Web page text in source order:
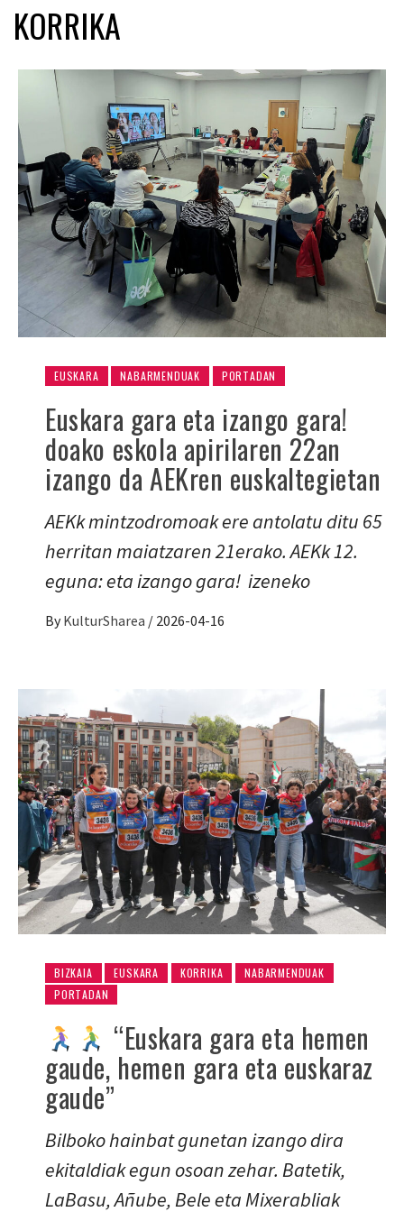
KORRIKA
EUSKARA NABARMENDUAK PORTADAN
Euskara gara eta izango gara!
doako eskola apirilaren 22an
izango da AEKren euskaltegietan
AEKk mintzodromoak ere antolatu ditu 65
herritan maiatzaren 21erako. AEKk 12.
eguna: eta izango gara! izeneko
By KulturSharea / 2026-04-16
BIZKAIA EUSKARA KORRIKA
NABARMENDUAK
PORTADAN
“Euskara gara eta hemen
gaude, hemen gara eta euskaraz
gaude”
Bilboko hainbat gunetan izango dira
ekitaldiak egun osoan zehar. Batetik,
LaBasu, Añube, Bele eta Mixerabliak